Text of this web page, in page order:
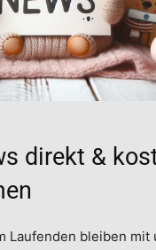
direkt &
Laufenden bleiben mit